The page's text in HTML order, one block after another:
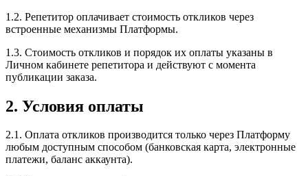
1.2. Репетитор оплачивает стоимость откликов через
встроенные механизмы Платформы.
1.3. Стоимость откликов и порядок их оплаты указаны в
Личном кабинете репетитора и действуют с момента
публикации заказа.
2. Условия оплаты
2.1. Оплата откликов производится только через Платформу
любым доступным способом (банковская карта, электронные
платежи, баланс аккаунта).